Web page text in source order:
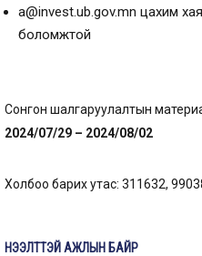
a@invest.ub.gov.mn цахим
боломжтой
Сонгон шалгаруулалтын
2024/07/29 – 2024/08/02
Холбоо барих утас: 311632,
НЭЭЛТТЭЙ АЖЛЫН БАЙР